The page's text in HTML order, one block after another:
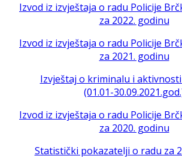
Izvod iz izvještaja o radu Policije
za 2022. godinu
Izvod iz izvještaja o radu Policije
za 2021. godinu
Izvještaj o kriminalu i
(01.01-
Izvod iz izvještaja o radu Policije
za 2020. godinu
Statistički pokazatelji o radu za